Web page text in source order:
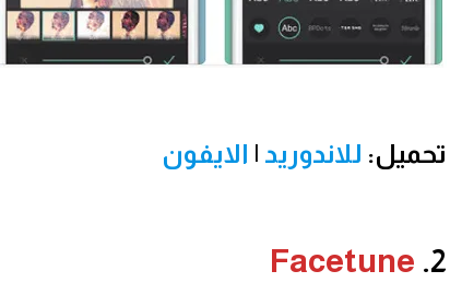
تحميل: للاندوريد | الايفون
2.
Facetune